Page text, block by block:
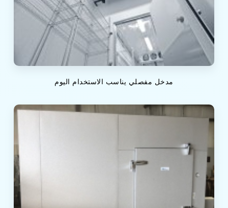
مدخل مفصلي يناسب الاستخدام اليوم